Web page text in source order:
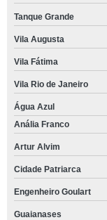
Tanque Grande
Vila Augusta
Vila Fátima
Vila Rio de Janeiro
Água Azul
Anália Franco
Artur Alvim
Cidade Patriarca
Engenheiro Goulart
Guaianases